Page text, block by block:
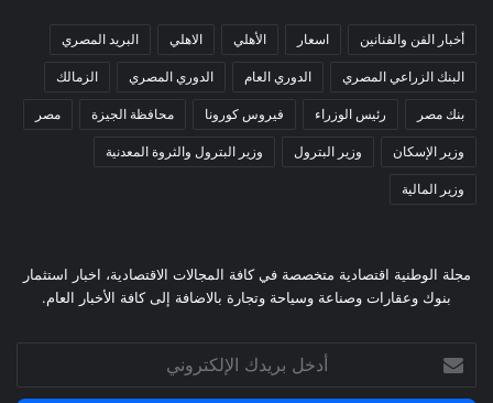
أخبار الفن والفنانين اسعار الأهلي الاهلي البريد المصري
البنك الزراعي المصري الدوري العام الدوري المصري الزمالك
بنك مصر رئيس الوزراء فيروس كورونا محافظة الجيزة مصر
وزير الإسكان وزير البترول وزير البترول والثروة المعدنية
وزير المالية
مجلة الوطنية اقتصادية متخصصة في كافة المجالات الاقتصادية، اخبار استثمار
بنوك وعقارات وصناعة وسياحة وتجارة بالاضافة إلى كافة الأخبار العام.
بريدك
الإلكتروني